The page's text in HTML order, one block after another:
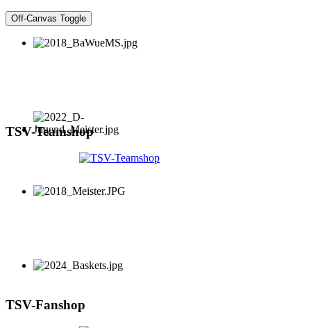
Off-Canvas Toggle
TSV-Teamshop
TSV-Fanshop